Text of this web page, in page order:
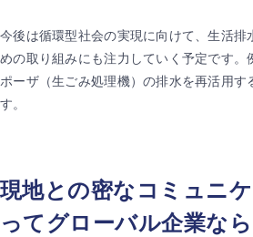
今後は循環型社会の実現に向けて、生活排
めの取り組みにも注力していく予定です。
ポーザ（生ごみ処理機）の排水を再活用す
す。
現地との密なコミュニ
ってグローバル企業な